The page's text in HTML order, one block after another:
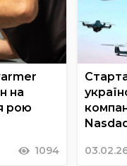
на
рою
1094